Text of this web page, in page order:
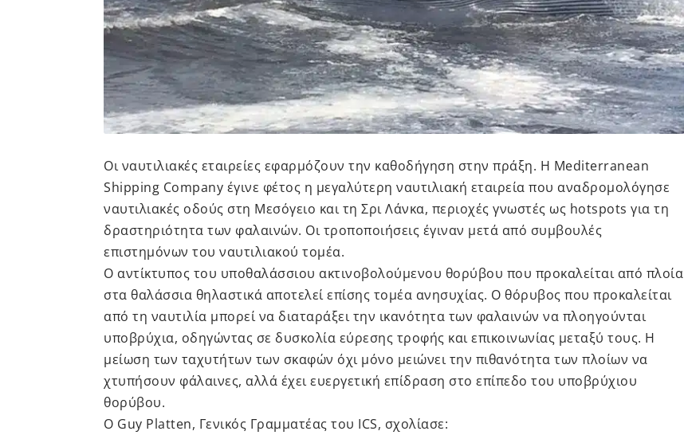
Οι ναυτιλιακές εταιρείες εφαρμόζουν την καθοδήγηση στην πράξη. Η Mediterranean
Shipping Company έγινε φέτος η μεγαλύτερη ναυτιλιακή εταιρεία που αναδρομολόγησε
ναυτιλιακές οδούς στη Μεσόγειο και τη Σρι Λάνκα, περιοχές γνωστές ως hotspots για τη
δραστηριότητα των φαλαινών. Οι τροποποιήσεις έγιναν μετά από συμβουλές
επιστημόνων του ναυτιλιακού τομέα.
Ο αντίκτυπος του υποθαλάσσιου ακτινοβολούμενου θορύβου που προκαλείται από πλοία
στα θαλάσσια θηλαστικά αποτελεί επίσης τομέα ανησυχίας. Ο θόρυβος που προκαλείται
από τη ναυτιλία μπορεί να διαταράξει την ικανότητα των φαλαινών να πλοηγούνται
υποβρύχια, οδηγώντας σε δυσκολία εύρεσης τροφής και επικοινωνίας μεταξύ τους. Η
μείωση των ταχυτήτων των σκαφών όχι μόνο μειώνει την πιθανότητα των πλοίων να
χτυπήσουν φάλαινες, αλλά έχει ευεργετική επίδραση στο επίπεδο του υποβρύχιου
θορύβου.
Ο Guy Platten, Γενικός Γραμματέας του ICS, σχολίασε: